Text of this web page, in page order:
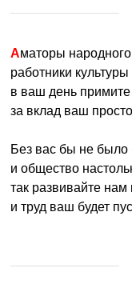
Аматоры
работники культуры
в ваш день
за вклад ваш
Без вас бы не было
и общество
так развивайте
и труд ваш будет